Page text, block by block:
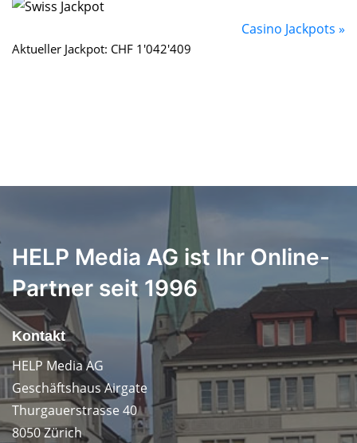
Casino Jackpots »
Aktueller Jackpot: CHF 1'042'409
HELP Media AG ist Ihr Online-
Partner seit 1996
Kontakt
HELP Media AG
Geschäftshaus Airgate
Thurgauerstrasse 40
8050 Zürich